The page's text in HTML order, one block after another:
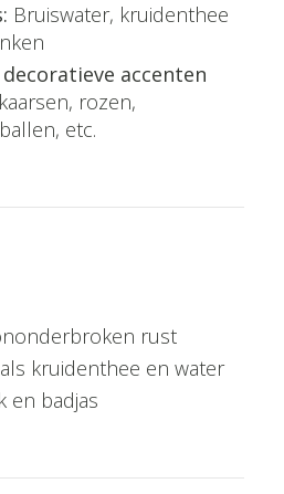
Bruiswater, kruidenthee
accenten
rozen,
etc.
rust
kruidenthee en water
en badjas